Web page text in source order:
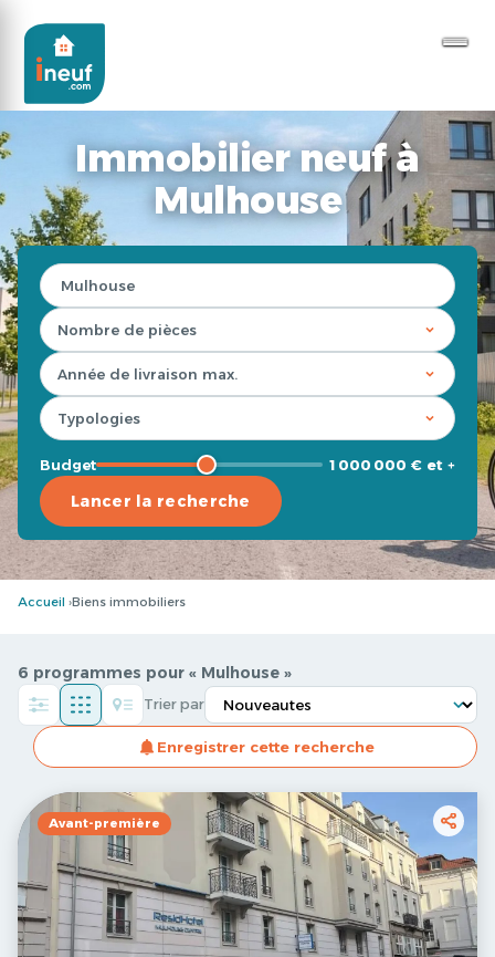
Immobilier neuf à
Mulhouse
Budget 1 000 000 € et +
Lancer la recherche
Accueil Biens immobiliers
6 programmes pour « Mulhouse »
Enregistrer cette recherche
Trier par
Avant-première